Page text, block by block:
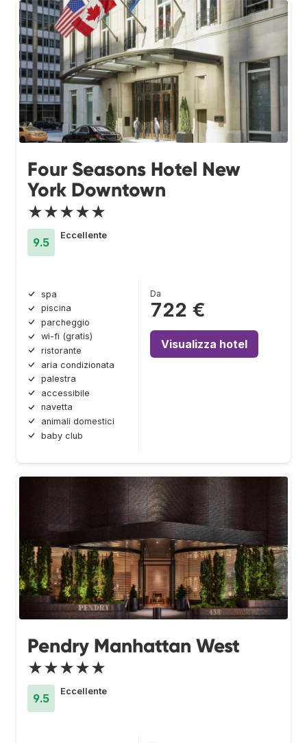
Four Seasons Hotel New
York Downtown
★★★★★
9.5
Eccellente
spa
piscina
parcheggio
wi-fi (gratis)
ristorante
aria condizionata
palestra
accessibile
navetta
animali domestici
baby club
Da
722 €
Visualizza hotel
Pendry Manhattan West
★★★★★
9.5
Eccellente